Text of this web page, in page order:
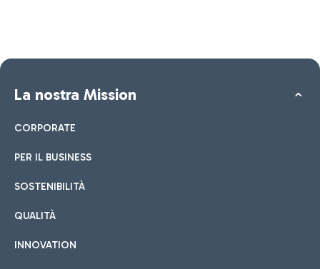
La nostra Mission
CORPORATE
PER IL BUSINESS
SOSTENIBILITÀ
QUALITÀ
INNOVATION